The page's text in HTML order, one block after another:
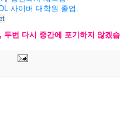
사이버 대학원 졸업.
두번 다시 중간에 포기하지 않겠